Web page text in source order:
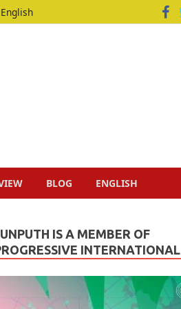
English
BLOG ENGLISH
IS A MEMBER OF
INTERNATIONAL